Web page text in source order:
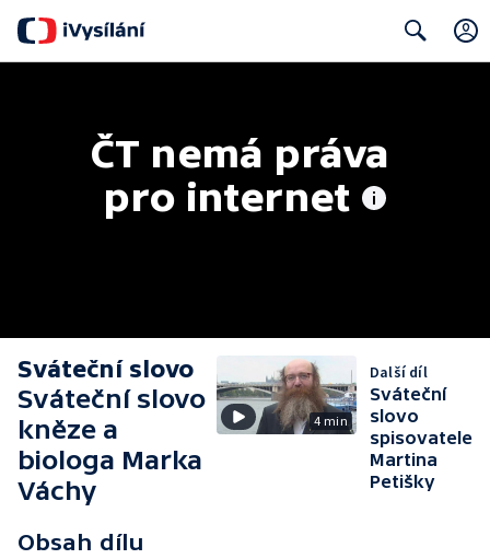
ČT nemá práva
pro internet
Sváteční slovo
Sváteční slovo
kněze a
biologa Marka
Váchy
Obsah dílu
4 min
Další díl
Sváteční
slovo
spisovatele
Martina
Petišky